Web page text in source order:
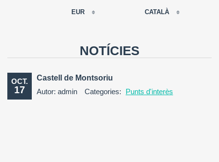
EUR
RUB
CATALÀ
ESPAÑOL
NOTÍCIES
OCT.
17
Castell de Montsoriu
Autor: admin
Categories: Punts d'interès